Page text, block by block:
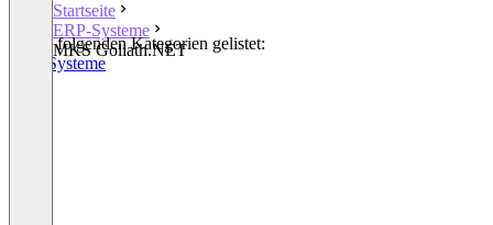
Startseite
ERP-Systeme
MKS Goliath.NET
In den folgenden Kategorien gelistet:
ERP-Systeme